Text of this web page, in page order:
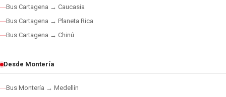
Bus Cartagena → Caucasia
Bus Cartagena → Planeta Rica
Bus Cartagena → Chinú
Desde Montería
Bus Montería → Medellín